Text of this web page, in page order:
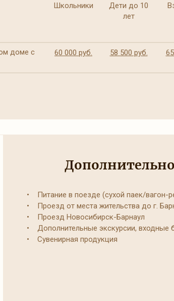
Школьники
Дети до 10
лет
доме с
60 000 руб. 58 500 руб.
• Питание в поезде (сухой паек/вагон-
• Проезд от места жительства до г.
• Проезд Новосибирск-Барнаул
• Дополнительные экскурсии, входные
• Сувенирная продукция